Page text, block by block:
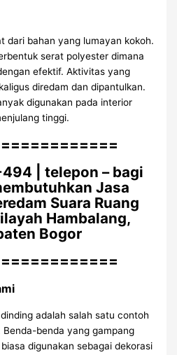
dari bahan yang lumayan kokoh.
serat polyester dimana
efektif. Aktivitas yang
diredam dan dipantulkan.
digunakan pada interior
tinggi.
| telepon – bagi
Jasa
Suara Ruang
Hambalang,
Bogor
adalah salah satu contoh
benda yang gampang
digunakan sebagai dekorasi